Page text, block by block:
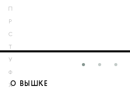
П
Р
С
Т
У
Ф
ХО ВЫШКЕ